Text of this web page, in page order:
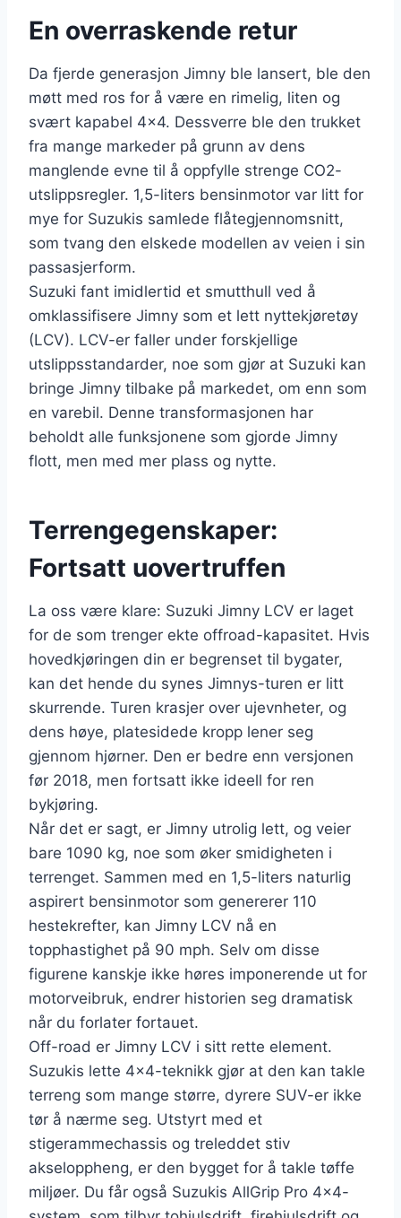
En overraskende retur
Da fjerde generasjon Jimny ble lansert, ble den
møtt med ros for å være en rimelig, liten og
svært kapabel 4×4. Dessverre ble den trukket
fra mange markeder på grunn av dens
manglende evne til å oppfylle strenge CO2-
utslippsregler. 1,5-liters bensinmotor var litt for
mye for Suzukis samlede flåtegjennomsnitt,
som tvang den elskede modellen av veien i sin
passasjerform.
Suzuki fant imidlertid et smutthull ved å
omklassifisere Jimny som et lett nyttekjøretøy
(LCV). LCV-er faller under forskjellige
utslippsstandarder, noe som gjør at Suzuki kan
bringe Jimny tilbake på markedet, om enn som
en varebil. Denne transformasjonen har
beholdt alle funksjonene som gjorde Jimny
flott, men med mer plass og nytte.
Terrengegenskaper:
Fortsatt uovertruffen
La oss være klare: Suzuki Jimny LCV er laget
for de som trenger ekte offroad-kapasitet. Hvis
hovedkjøringen din er begrenset til bygater,
kan det hende du synes Jimnys-turen er litt
skurrende. Turen krasjer over ujevnheter, og
dens høye, platesidede kropp lener seg
gjennom hjørner. Den er bedre enn versjonen
før 2018, men fortsatt ikke ideell for ren
bykjøring.
Når det er sagt, er Jimny utrolig lett, og veier
bare 1090 kg, noe som øker smidigheten i
terrenget. Sammen med en 1,5-liters naturlig
aspirert bensinmotor som genererer 110
hestekrefter, kan Jimny LCV nå en
topphastighet på 90 mph. Selv om disse
figurene kanskje ikke høres imponerende ut for
motorveibruk, endrer historien seg dramatisk
når du forlater fortauet.
Off-road er Jimny LCV i sitt rette element.
Suzukis lette 4×4-teknikk gjør at den kan takle
terreng som mange større, dyrere SUV-er ikke
tør å nærme seg. Utstyrt med et
stigerammechassis og treleddet stiv
akseloppheng, er den bygget for å takle tøffe
miljøer. Du får også Suzukis AllGrip Pro 4×4-